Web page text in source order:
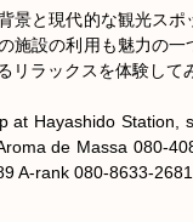
景と現代的な観光ス
施設の利用も魅力の
リラックスを体験して
at Hayashido
de Massa 080-
A-rank 080-8633-